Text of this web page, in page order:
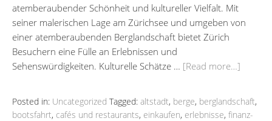
atemberaubender Schönheit und kultureller Vielfalt. Mit
seiner malerischen Lage am Zürichsee und umgeben von
einer atemberaubenden Berglandschaft bietet Zürich
Besuchern eine Fülle an Erlebnissen und
Sehenswürdigkeiten. Kulturelle Schätze … [Read more…]
Posted in: Uncategorized Tagged: altstadt, berge, berglandschaft,
bootsfahrt, cafés und restaurants, einkaufen, erlebnisse, finanz-